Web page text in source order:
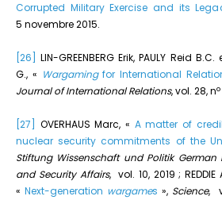
Corrupted Military Exercise and its
5 novembre 2015.
[26]
LIN-GREENBERG Erik, PAULY Reid
G., « Wargamingfor International
Journal of International Relations, vol. 28, no
[27] OVERHAUS Marc, « A matter of
nuclear security commitments of the
Stiftung Wissenschaft und Politik
and Security Affairs, vol. 10, 2019 ;
«Next-generation wargames », Science,